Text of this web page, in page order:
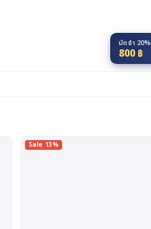
มัดจำ 20%
800 ฿
Sale 13%